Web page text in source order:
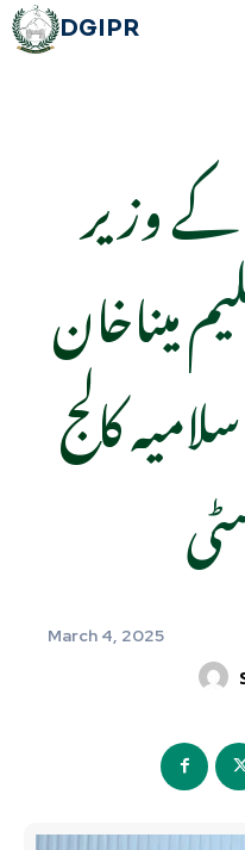
DGIPR
کے وزیر
میناخان
کالج
March 4, 2025